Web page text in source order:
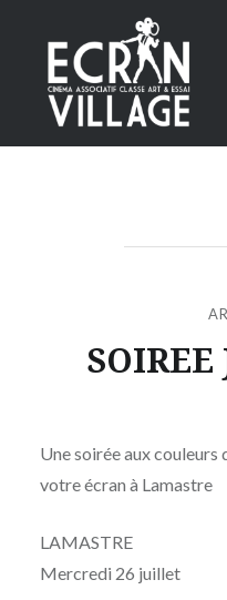
contenu
principal
ÉCRAN
SOIREE
Une soirée aux couleurs
votre écran à Lamastre
LAMASTRE
Mercredi 26 juillet